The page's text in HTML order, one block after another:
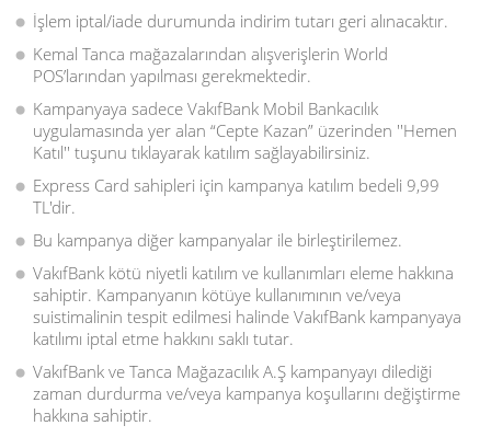
İşlem iptal/iade durumunda indirim tutarı geri alınacaktır.
Kemal Tanca mağazalarından alışverişlerin World
POS’larından yapılması gerekmektedir.
Kampanyaya sadece VakıfBank Mobil Bankacılık
uygulamasında yer alan “Cepte Kazan” üzerinden ''Hemen
Katıl'' tuşunu tıklayarak katılım sağlayabilirsiniz.
Express Card sahipleri için kampanya katılım bedeli 9,99
TL'dir.
Bu kampanya diğer kampanyalar ile birleştirilemez.
VakıfBank kötü niyetli katılım ve kullanımları eleme hakkına
sahiptir. Kampanyanın kötüye kullanımının ve/veya
suistimalinin tespit edilmesi halinde VakıfBank kampanyaya
katılımı iptal etme hakkını saklı tutar.
VakıfBank ve Tanca Mağazacılık A.Ş kampanyayı dilediği
zaman durdurma ve/veya kampanya koşullarını değiştirme
hakkına sahiptir.